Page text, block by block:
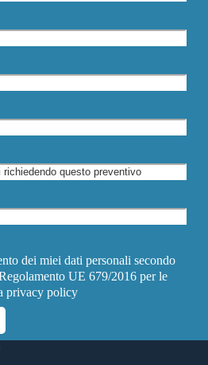
dei miei dati personali secondo
UE 679/2016 per le
privacy policy